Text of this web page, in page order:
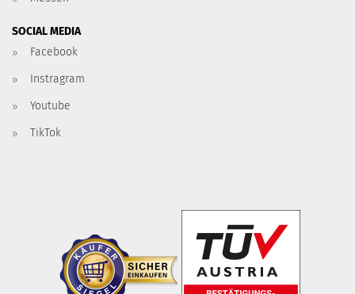
SOCIAL MEDIA
Facebook
Instragram
Youtube
TikTok